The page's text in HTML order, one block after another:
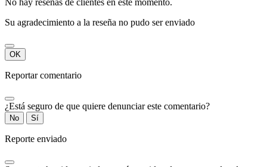
No hay reseñas de clientes en este momento.
Su agradecimiento a la reseña no pudo ser enviado
OK
Reportar comentario
¿Está seguro de que quiere denunciar este comentario?
No Sí
Reporte enviado